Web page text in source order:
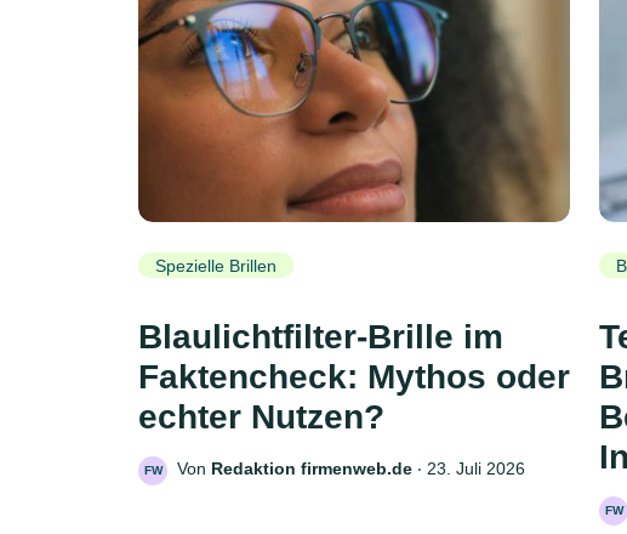
Spezielle Brillen
Blaulichtfilter-Brille im
Faktencheck: Mythos oder
echter Nutzen?
FW Von Redaktion firmenweb.de ‧ 23. Juli 2026
FW